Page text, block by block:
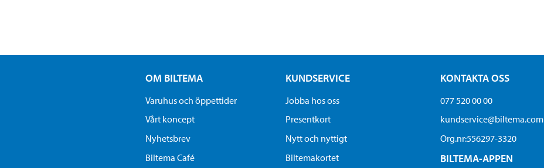
OM BILTEMA
Varuhus och öppettider
Vårt koncept
Nyhetsbrev
Biltema Café
KUNDSERVICE
Jobba hos oss
Presentkort
Nytt och nyttigt
Biltemakortet
KONTAKTA OSS
077 520 00 00
kundservice@biltema.com
Org.nr:556297-3320
BILTEMA-APPEN